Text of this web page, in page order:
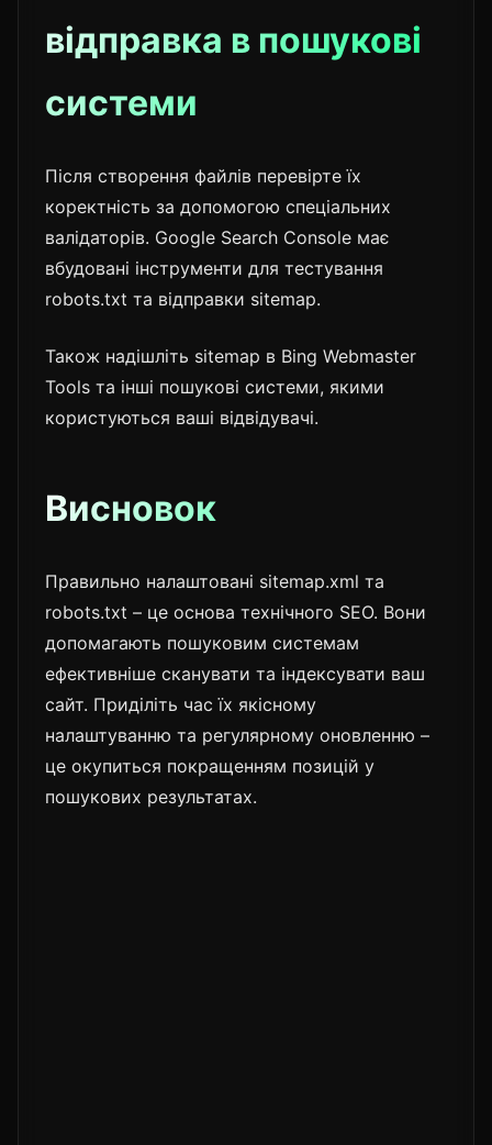
відправка в пошукові
системи
Після створення файлів перевірте їх
коректність за допомогою спеціальних
валідаторів. Google Search Console має
вбудовані інструменти для тестування
robots.txt та відправки sitemap.
Також надішліть sitemap в Bing Webmaster
Tools та інші пошукові системи, якими
користуються ваші відвідувачі.
Висновок
Правильно налаштовані sitemap.xml та
robots.txt – це основа технічного SEO. Вони
допомагають пошуковим системам
ефективніше сканувати та індексувати ваш
сайт. Приділіть час їх якісному
налаштуванню та регулярному оновленню –
це окупиться покращенням позицій у
пошукових результатах.